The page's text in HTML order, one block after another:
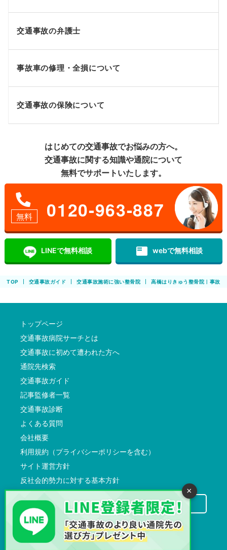
交通事故の弁護士
事故車の修理・全損について
交通事故の保険について
はじめての交通事故でお悩みの方へ。
交通事故に関する知識や通院について
無料でサポートいたします。
無料 0120-963-887
LINEで無料相談 featured_play_list webで無料相談
TOP 交通事故ガイド 交通事故施術に強い整骨院 高橋はりきゅう整骨院｜事故
トップページ
交通事故病院サーチとは
交通事故に初めて遭われた方へ
通院先検索
交通事故ガイド
記事監修者一覧
交通事故診断
よくある質問
会社概要
利用規約（プライバシーポリシーを含む）
サイト運営方針
反社会的勢力に対する基本方針
交通事故病院サーチに掲載希望の先生方へ
×